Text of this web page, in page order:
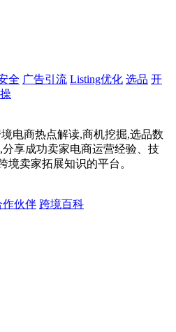
全 广告引流 Listing优化 选品 开
电商热点解读,商机挖掘,选品数
享成功卖家电商运营经验、技
境卖家拓展知识的平台。
作伙伴 跨境百科